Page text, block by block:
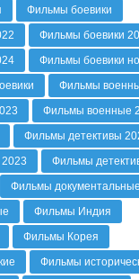
Фильмы боевики
Фильмы боевики
Фильмы боевики
Фильмы
Фильмы военные
Фильмы детективы
Фильмы
Фильмы документальные
Фильмы Индия
Фильмы Корея
Фильмы